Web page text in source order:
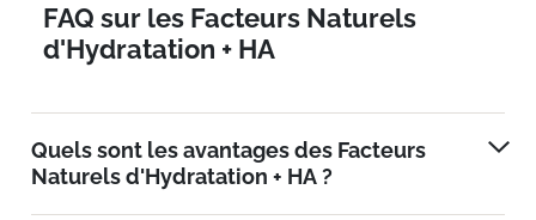
FAQ sur les Facteurs Naturels
d'Hydratation + HA
Quels sont les avantages des Facteurs
Naturels d'Hydratation + HA ?